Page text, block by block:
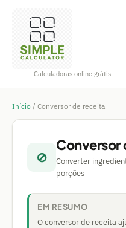
Calculadoras online grátis
Início / Conversor de receita
⊘
Conversor
Converter
porções
EM RESUMO
O conversor de receita